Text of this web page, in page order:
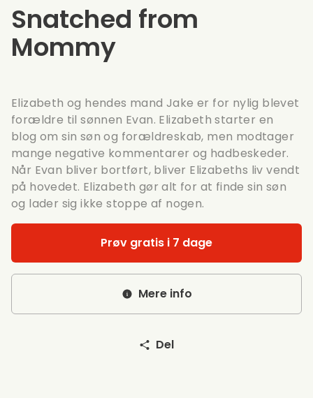
Snatched from
Mommy
Elizabeth og hendes mand Jake er for nylig blevet
forældre til sønnen Evan. Elizabeth starter en
blog om sin søn og forældreskab, men modtager
mange negative kommentarer og hadbeskeder.
Når Evan bliver bortført, bliver Elizabeths liv vendt
på hovedet. Elizabeth gør alt for at finde sin søn
og lader sig ikke stoppe af nogen.
Prøv gratis i 7 dage
Mere info
Del